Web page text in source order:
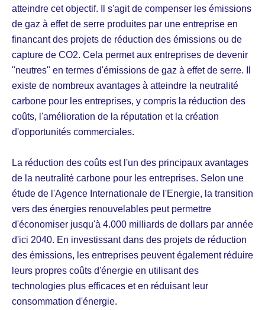
atteindre cet objectif. Il s'agit de compenser les émissions
de gaz à effet de serre produites par une entreprise en
financant des projets de réduction des émissions ou de
capture de CO2. Cela permet aux entreprises de devenir
"neutres" en termes d'émissions de gaz à effet de serre. Il
existe de nombreux avantages à atteindre la neutralité
carbone pour les entreprises, y compris la réduction des
coûts, l'amélioration de la réputation et la création
d'opportunités commerciales.
La réduction des coûts est l'un des principaux avantages
de la neutralité carbone pour les entreprises. Selon une
étude de l'Agence Internationale de l'Energie, la transition
vers des énergies renouvelables peut permettre
d'économiser jusqu'à 4.000 milliards de dollars par année
d'ici 2040. En investissant dans des projets de réduction
des émissions, les entreprises peuvent également réduire
leurs propres coûts d'énergie en utilisant des
technologies plus efficaces et en réduisant leur
consommation d'énergie.